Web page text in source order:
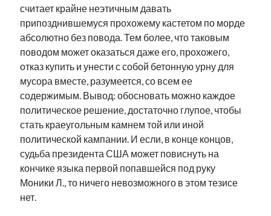
считает крайне неэтичным давать
припозднившемуся прохожему кастетом по морде
абсолютно без повода. Тем более, что таковым
поводом может оказаться даже его, прохожего,
отказ купить и унести с собой бетонную урну для
мусора вместе, разумеется, со всем ее
содержимым. Вывод: обосновать можно каждое
политическое решение, достаточно глупое, чтобы
стать краеугольным камнем той или иной
политической кампании. И если, в конце концов,
судьба президента США может повиснуть на
кончике языка первой попавшейся под руку
Моники Л., то ничего невозможного в этом тезисе
нет.